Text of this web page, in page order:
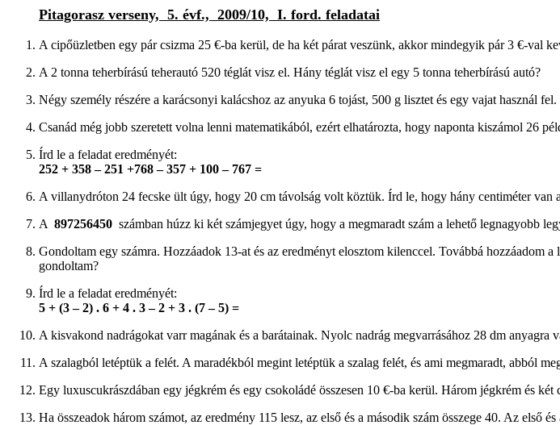
Pitagorasz verseny, 5. évf., 2009/10, I. ford. feladatai
A cipőüzletben egy pár csizma 25 €-ba kerül, de ha két párat veszünk, akkor mindegyik pár 3 €-val
A 2 tonna teherbírású teherautó 520 téglát visz el. Hány téglát visz el egy 5 tonna teherbírású autó?
Négy személy részére a karácsonyi kalácshoz az anyuka 6 tojást, 500 g lisztet és egy vajat használ fel.
Csanád még jobb szeretett volna lenni matematikából, ezért elhatározta, hogy naponta kiszámol 26
Írd le a feladat eredményét:
252 + 358 – 251 +768 – 357 + 100 – 767 =
A villanydróton 24 fecske ült úgy, hogy 20 cm távolság volt köztük. Írd le, hogy hány centiméter van
A 897256450 számban húzz ki két számjegyet úgy, hogy a megmaradt szám a lehető legnagyobb
Gondoltam egy számra. Hozzáadok 13-at és az eredményt elosztom kilenccel. Továbbá hozzáadom a
gondoltam?
Írd le a feladat eredményét:
5 + (3 – 2) . 6 + 4 . 3 – 2 + 3 . (7 – 5) =
A kisvakond nadrágokat varr magának és a barátainak. Nyolc nadrág megvarrásához 28 dm anyagra
A szalagból letéptük a felét. A maradékból megint letéptük a szalag felét, és ami megmaradt, abból
Egy luxuscukrászdában egy jégkrém és egy csokoládé összesen 10 €-ba kerül. Három jégkrém és két
Ha összeadok három számot, az eredmény 115 lesz, az első és a második szám összege 40. Az első és